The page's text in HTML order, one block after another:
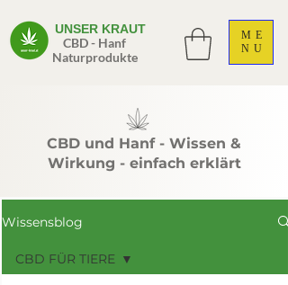
UNSER KRAUT
CBD - Hanf
Naturprodukte
ME
NU
CBD und Hanf - Wissen &
Wirkung - einfach erklärt
Wissensblog
CBD FÜR TIERE